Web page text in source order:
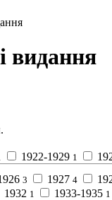
видання
1922-1929 1
3 1927 4
1932 1 1933-1935 1